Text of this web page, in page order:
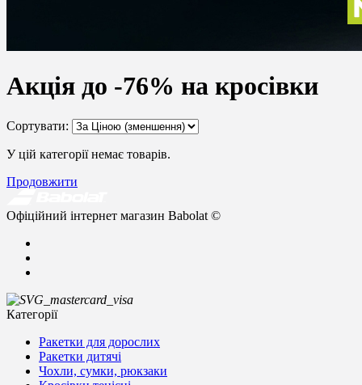
Акція до -76% на кросівки
Сортувати:
У цій категорії немає товарів.
Продовжити
Офіційний інтернет магазин Babolat ©
Категорії
Ракетки для дорослих
Ракетки дитячі
Чохли, сумки, рюкзаки